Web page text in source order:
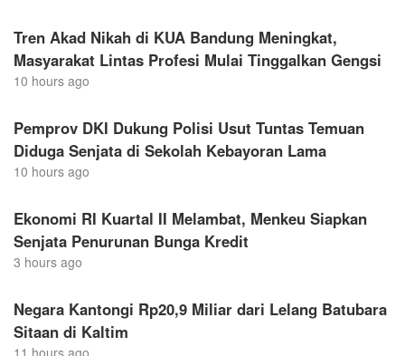
Tren Akad Nikah di KUA Bandung Meningkat,
Masyarakat Lintas Profesi Mulai Tinggalkan Gengsi
10 hours ago
Pemprov DKI Dukung Polisi Usut Tuntas Temuan
Diduga Senjata di Sekolah Kebayoran Lama
10 hours ago
Ekonomi RI Kuartal II Melambat, Menkeu Siapkan
Senjata Penurunan Bunga Kredit
3 hours ago
Negara Kantongi Rp20,9 Miliar dari Lelang Batubara
Sitaan di Kaltim
11 hours ago